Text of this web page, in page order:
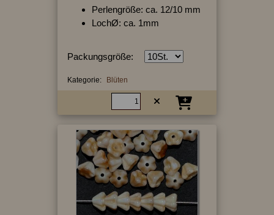
Perlengröße: ca. 12/10 mm
LochØ: ca. 1mm
Packungsgröße:
Kategorie: Blüten